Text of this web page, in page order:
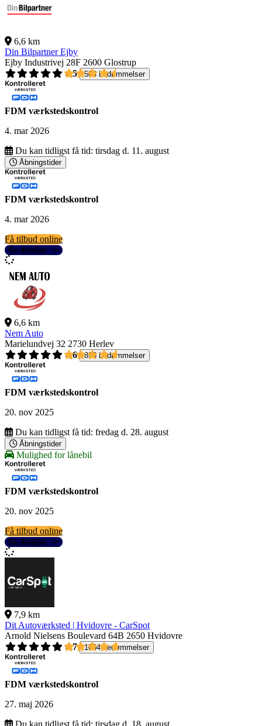
6,6 km
Din Bilpartner Ejby
Ejby Industrivej 28F 2600 Glostrup
4,5
504 bedømmelser
FDM værkstedskontrol
4. mar 2026
Du kan tidligst få tid: tirsdag d. 11. august
Åbningstider
FDM værkstedskontrol
4. mar 2026
Få tilbud online
Se detaljer
6,6 km
Nem Auto
Marielundvej 32 2730 Herlev
4,6
896 bedømmelser
FDM værkstedskontrol
20. nov 2025
Du kan tidligst få tid: fredag d. 28. august
Åbningstider
Mulighed for lånebil
FDM værkstedskontrol
20. nov 2025
Få tilbud online
Se detaljer
7,9 km
Dit Autoværksted | Hvidovre - CarSpot
Arnold Nielsens Boulevard 64B 2650 Hvidovre
4,7
1004 bedømmelser
FDM værkstedskontrol
27. maj 2026